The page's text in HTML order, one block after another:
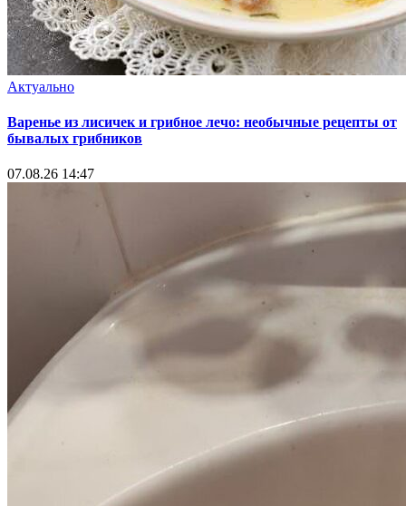
Актуально
Варенье из лисичек и грибное лечо: необычные рецепты от
бывалых грибников
07.08.26 14:47